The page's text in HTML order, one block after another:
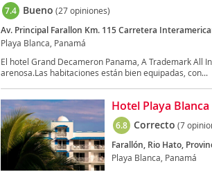
7.4 Bueno (27 opiniones)
Av. Principal Farallon Km. 115 Carretera
Playa Blanca, Panamá
El hotel Grand Decameron Panama, A Trademark All
arenosa.Las habitaciones están bien equipadas, con...
Hotel Playa
6.8 Correcto (7
Farallón, Rio Hato,
Playa Blanca, Panamá